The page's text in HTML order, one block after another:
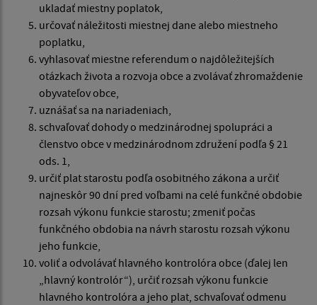
ukladať miestny poplatok,
určovať náležitosti miestnej dane alebo miestneho
poplatku,
vyhlasovať miestne referendum o najdôležitejších
otázkach života a rozvoja obce a zvolávať zhromaždenie
obyvateľov obce,
uznášať sa na nariadeniach,
schvaľovať dohody o medzinárodnej spolupráci a
členstvo obce v medzinárodnom združení podľa § 21
ods. 1,
určiť plat starostu podľa osobitného zákona a určiť
najneskôr 90 dní pred voľbami na celé funkčné obdobie
rozsah výkonu funkcie starostu; zmeniť počas
funkčného obdobia na návrh starostu rozsah výkonu
jeho funkcie,
voliť a odvolávať hlavného kontrolóra obce (ďalej len
„hlavný kontrolór“), určiť rozsah výkonu funkcie
hlavného kontrolóra a jeho plat, schvaľovať odmenu